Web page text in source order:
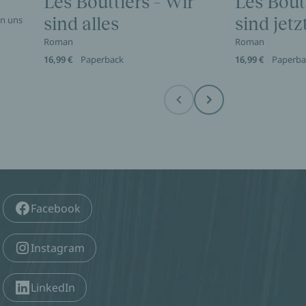
uns
sind alles
Roman
16,99 €
Paperback
sind
Roman
16,99 €
Before Next
Facebook
Instagram
LinkedIn